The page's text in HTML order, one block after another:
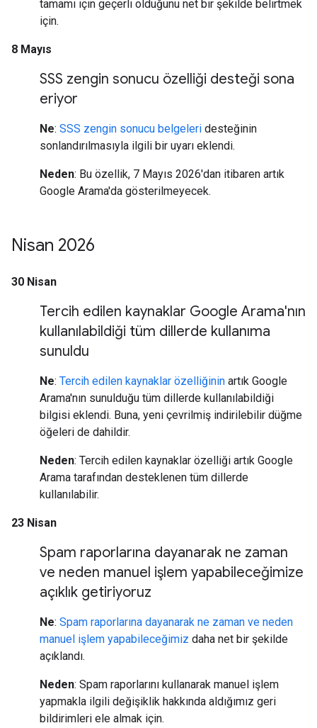
tamamı için geçerli olduğunu net bir şekilde belirtmek
için.
8 Mayıs
SSS zengin sonucu özelliği desteği sona
eriyor
Ne: SSS zengin sonucu belgeleri desteğinin
sonlandırılmasıyla ilgili bir uyarı eklendi.
Neden: Bu özellik, 7 Mayıs 2026'dan itibaren artık
Google Arama'da gösterilmeyecek.
Nisan 2026
30 Nisan
Tercih edilen kaynaklar Google Arama'nın
kullanılabildiği tüm dillerde kullanıma
sunuldu
Ne: Tercih edilen kaynaklar özelliğinin artık Google
Arama'nın sunulduğu tüm dillerde kullanılabildiği
bilgisi eklendi. Buna, yeni çevrilmiş indirilebilir düğme
öğeleri de dahildir.
Neden: Tercih edilen kaynaklar özelliği artık Google
Arama tarafından desteklenen tüm dillerde
kullanılabilir.
23 Nisan
Spam raporlarına dayanarak ne zaman
ve neden manuel işlem yapabileceğimize
açıklık getiriyoruz
Ne: Spam raporlarına dayanarak ne zaman ve neden
manuel işlem yapabileceğimiz daha net bir şekilde
açıklandı.
Neden: Spam raporlarını kullanarak manuel işlem
yapmakla ilgili değişiklik hakkında aldığımız geri
bildirimleri ele almak için.